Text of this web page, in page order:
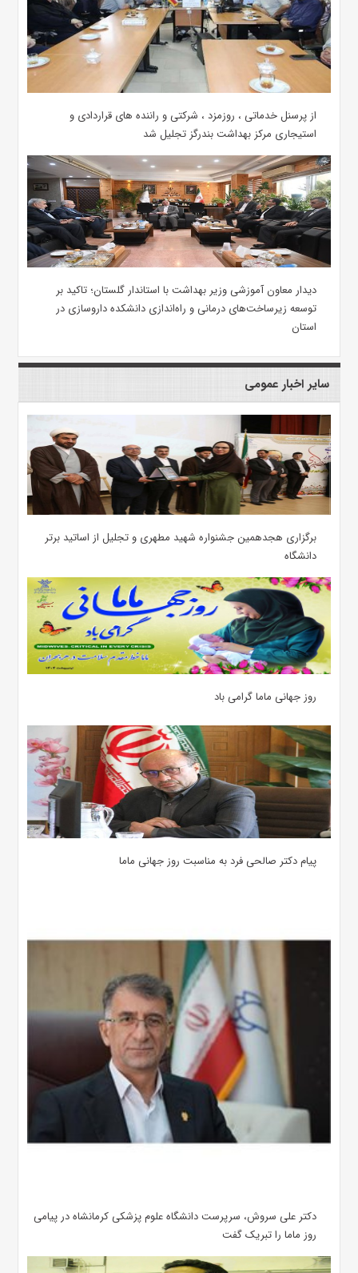
از پرسنل خدماتی ، روزمزد ، شرکتی و راننده های قراردادی و
استیجاری مرکز بهداشت بندرگز تجلیل شد
دیدار معاون آموزشی وزیر بهداشت با استاندار گلستان؛ تاکید بر
توسعه زیرساخت‌های درمانی و راه‌اندازی دانشکده داروسازی در
استان
سایر اخبار عمومی
برگزاری هجدهمین جشنواره شهید مطهری و تجلیل از اساتید برتر
دانشگاه
روز جهانی ماما گرامی باد
پیام دکتر صالحی فرد به مناسبت روز جهانی ماما
دکتر علی سروش، سرپرست دانشگاه علوم پزشکی کرمانشاه در پیامی
روز ماما را تبریک گفت